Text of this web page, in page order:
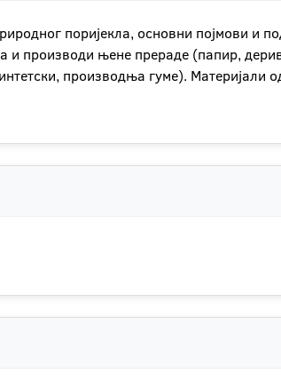
поријекла, основни појмови и
и производи њене прераде (папир,
производња гуме).